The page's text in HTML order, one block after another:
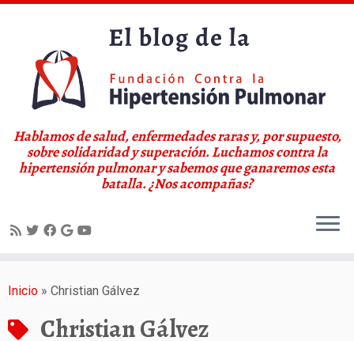
Hablamos de salud, enfermedades raras y, por supuesto,
sobre solidaridad y superación. Luchamos contra la
hipertensión pulmonar y sabemos que ganaremos esta
batalla. ¿Nos acompañas?
Inicio » Christian Gálvez
Christian Gálvez